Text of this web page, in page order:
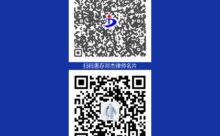
扫码惠存邓杰律师名片